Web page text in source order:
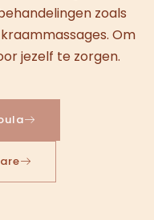
zoals
Om
jezelf te zorgen.